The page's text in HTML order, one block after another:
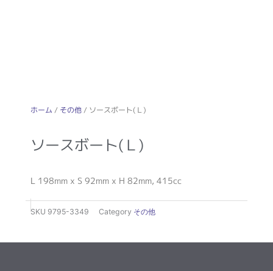
ホーム / その他/ ソースボート(Ｌ)
ソースボート(Ｌ)
L 198mm x S 92mm x H 82mm, 415cc
SKU 9795-3349 Category その他